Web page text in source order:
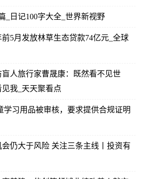
_日记100字大全_世界新视野
5月发放林草生态贷款74亿元_全球
盲人旅行家曹晟康：既然看不见世
我_天天聚看点
学习用品被审核，要求提供合规证明
仍大于风险 关注三条主线丨投资有